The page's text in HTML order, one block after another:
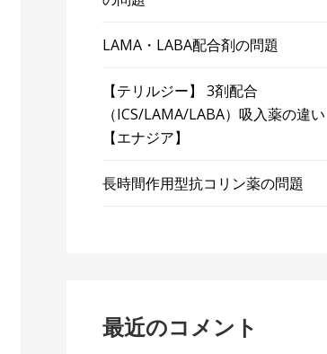
LAMA・LABA配合剤の問題
【テリルジー】 3剤配合
（ICS/LAMA/LABA）吸入薬の違い
【エナジア】
長時間作用型抗コリン薬の問題
最近のコメント